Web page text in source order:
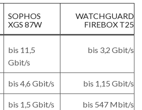
SOPHOS
XGS 87W
WATCHGUARD
FIREBOX T25
bis 11,5
Gbit/s
bis 3,2 Gbit/s
bis 4,6 Gbit/s bis 1,15 Gbit/s
bis 1,5 Gbit/s bis 547 Mbit/s